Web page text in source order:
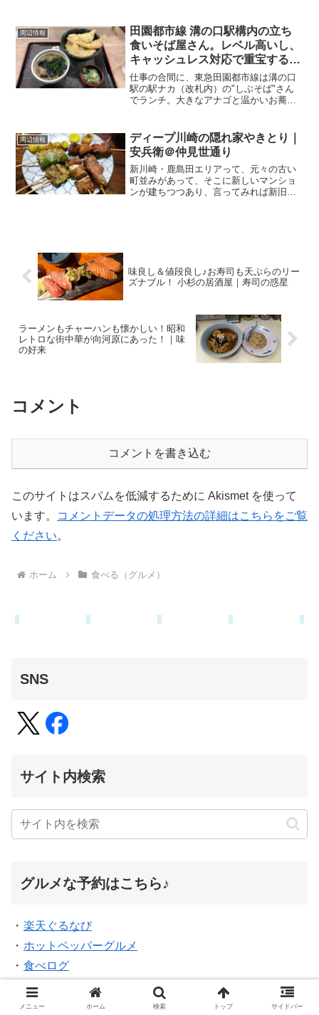
て、気になるお店。宅配ずしの「おすし
日和」さん。聞いたこ...
周辺情報
田園都市線 溝の口駅構内の立ち
食いそば屋さん。レベル高いし、
キャッシュレス対応で重宝するお
店｜しぶそば
仕事の合間に、東急田園都市線は溝の口
駅の駅ナカ（改札内）の"しぶそば"さん
でランチ。大きなアナゴと温かいお蕎麦
満足でした～。溝の口のエキナカ蕎麦店
すっかり仙台と川崎を行...
周辺情報
ディープ川崎の隠れ家やきとり｜
安兵衛＠仲見世通り
新川崎・鹿島田エリアって、元々の古い
町並みがあって、そこに新しいマンショ
ンが建ちつつあり、言ってみれば新旧混
味良し＆値段良し♪お寿司も天ぷらのリー
ズナブル！ 小杉の居酒屋｜寿司の惑星
ラーメンもチャーハンも懐かしい！昭和
レトロな街中華が向河原にあった！｜味
の好来
コメント
コメントを書き込む
このサイトはスパムを低減するために Akismet を使って
います。
コメントデータの処理方法の詳細はこちらをご覧
ください。
ホーム 食べる（グルメ）
SNS
サイト内検索
グルメな予約はこちら♪
・ 楽天ぐるなび
・ ホットペッパーグルメ
・ 食べログ
一休.comレストラン
・PayPayグルメ
メニュー ホーム 検索 トップ サイドバー